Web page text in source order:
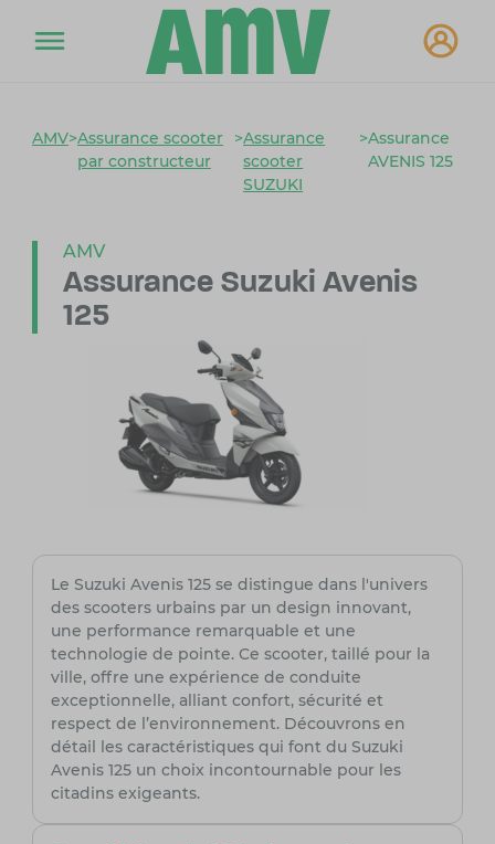
AMV>Assurance scooter
par constructeur
>Assurance
scooter
SUZUKI
>Assurance
AVENIS 125
AMV
Assurance Suzuki Avenis
125
Le Suzuki Avenis 125 se distingue dans l'univers
des scooters urbains par un design innovant,
une performance remarquable et une
technologie de pointe. Ce scooter, taillé pour la
ville, offre une expérience de conduite
exceptionnelle, alliant confort, sécurité et
respect de l’environnement. Découvrons en
détail les caractéristiques qui font du Suzuki
Avenis 125 un choix incontournable pour les
citadins exigeants.